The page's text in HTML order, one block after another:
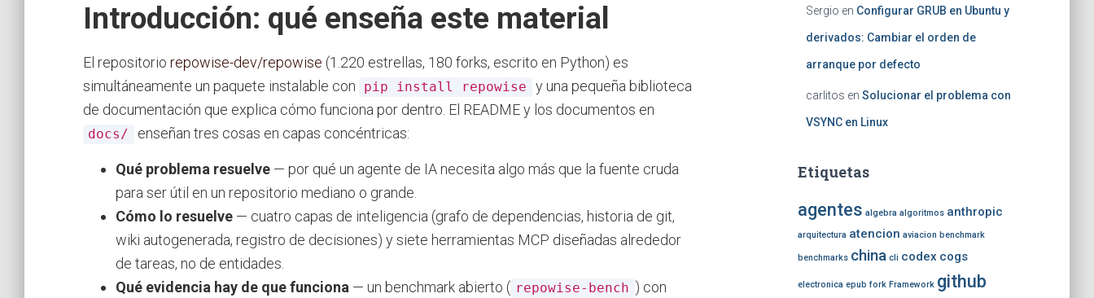
Introducción: qué enseña este material
El repositorio repowise-dev/repowise (1.220 estrellas, 180 forks, escrito en Python) es
simultáneamente un paquete instalable con
pip install repowise
y una pequeña biblioteca
de documentación que explica cómo funciona por dentro. El README y los documentos en
docs/ enseñan tres cosas en capas concéntricas:
Qué problema resuelve — por qué un agente de IA necesita algo más que la fuente cruda
para ser útil en un repositorio mediano o grande.
Cómo lo resuelve — cuatro capas de inteligencia (grafo de dependencias, historia de git,
wiki autogenerada, registro de decisiones) y siete herramientas MCP diseñadas alrededor
de tareas, no de entidades.
Qué evidencia hay de que funciona — un benchmark abierto ( repowise-bench ) con
Sergio en Configurar GRUB en Ubuntu y
derivados: Cambiar el orden de
arranque por defecto
carlitos en Solucionar el problema con
VSYNC en Linux
Etiquetas
agentes algebra algoritmos anthropic
arquitectura atencion aviacion benchmark
benchmarks china cli codex cogs
electronica epub fork Framework github